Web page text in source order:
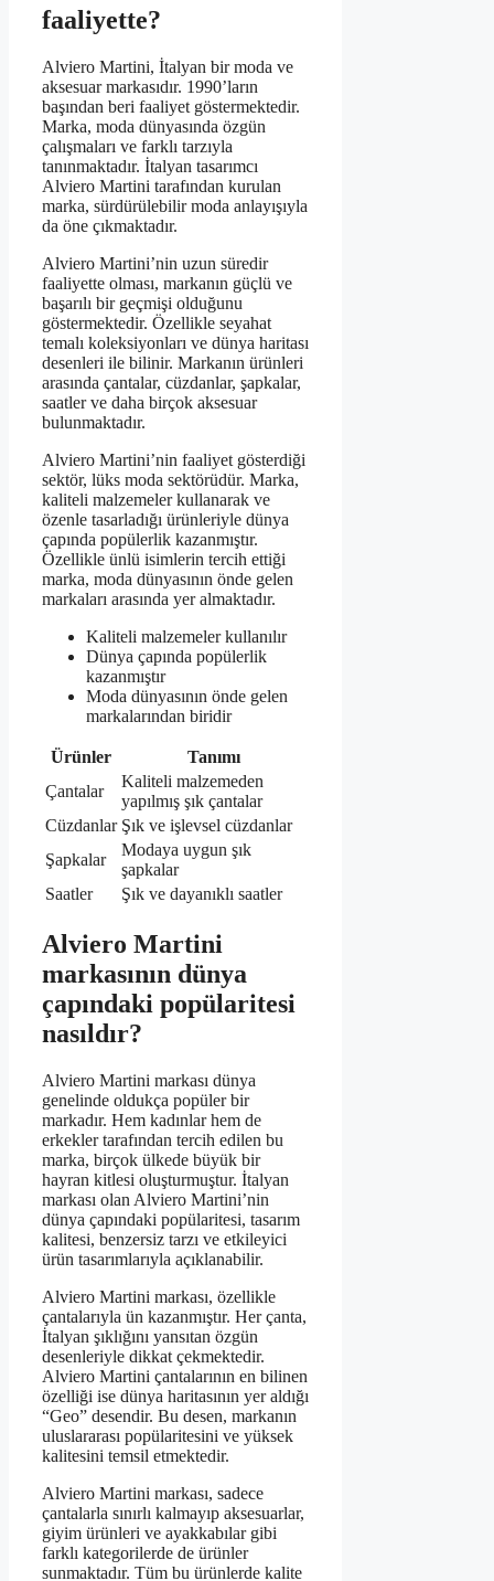
faaliyette?
Alviero Martini, İtalyan bir moda ve
aksesuar markasıdır. 1990’ların
başından beri faaliyet göstermektedir.
Marka, moda dünyasında özgün
çalışmaları ve farklı tarzıyla
tanınmaktadır. İtalyan tasarımcı
Alviero Martini tarafından kurulan
marka, sürdürülebilir moda anlayışıyla
da öne çıkmaktadır.
Alviero Martini’nin uzun süredir
faaliyette olması, markanın güçlü ve
başarılı bir geçmişi olduğunu
göstermektedir. Özellikle seyahat
temalı koleksiyonları ve dünya haritası
desenleri ile bilinir. Markanın ürünleri
arasında çantalar, cüzdanlar, şapkalar,
saatler ve daha birçok aksesuar
bulunmaktadır.
Alviero Martini’nin faaliyet gösterdiği
sektör, lüks moda sektörüdür. Marka,
kaliteli malzemeler kullanarak ve
özenle tasarladığı ürünleriyle dünya
çapında popülerlik kazanmıştır.
Özellikle ünlü isimlerin tercih ettiği
marka, moda dünyasının önde gelen
markaları arasında yer almaktadır.
Kaliteli malzemeler kullanılır
Dünya çapında popülerlik
kazanmıştır
Moda dünyasının önde gelen
markalarından biridir
Ürünler
Tanımı
Çantalar
Kaliteli malzemeden
yapılmış şık çantalar
Cüzdanlar Şık ve işlevsel cüzdanlar
Şapkalar
Modaya uygun şık
şapkalar
Saatler
Şık ve dayanıklı saatler
Alviero Martini
markasının dünya
çapındaki popülaritesi
nasıldır?
Alviero Martini markası dünya
genelinde oldukça popüler bir
markadır. Hem kadınlar hem de
erkekler tarafından tercih edilen bu
marka, birçok ülkede büyük bir
hayran kitlesi oluşturmuştur. İtalyan
markası olan Alviero Martini’nin
dünya çapındaki popülaritesi, tasarım
kalitesi, benzersiz tarzı ve etkileyici
ürün tasarımlarıyla açıklanabilir.
Alviero Martini markası, özellikle
çantalarıyla ün kazanmıştır. Her çanta,
İtalyan şıklığını yansıtan özgün
desenleriyle dikkat çekmektedir.
Alviero Martini çantalarının en bilinen
özelliği ise dünya haritasının yer aldığı
“Geo” desendir. Bu desen, markanın
uluslararası popülaritesini ve yüksek
kalitesini temsil etmektedir.
Alviero Martini markası, sadece
çantalarla sınırlı kalmayıp aksesuarlar,
giyim ürünleri ve ayakkabılar gibi
farklı kategorilerde de ürünler
sunmaktadır. Tüm bu ürünlerde kalite